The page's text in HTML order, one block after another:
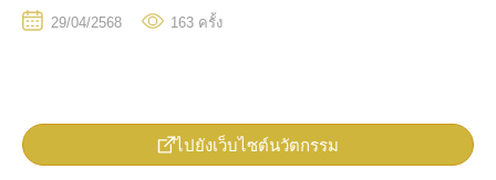
ไปยังเว็บไซต์นวัตกรรม
29/04/2568 163 ครั้ง